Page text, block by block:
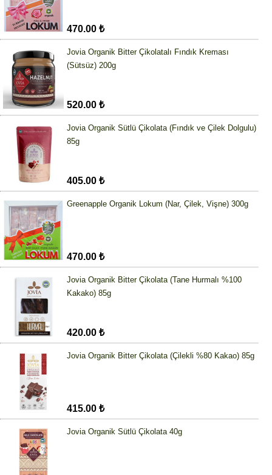
470.00 ₺
Jovia Organik Bitter Çikolatalı Fındık Kreması
(Sütsüz) 200g
520.00 ₺
Jovia Organik Sütlü Çikolata (Fındık ve Çilek Dolgulu)
85g
405.00 ₺
Greenapple Organik Lokum (Nar, Çilek, Vişne) 300g
470.00 ₺
Jovia Organik Bitter Çikolata (Tane Hurmalı %100
Kakako) 85g
420.00 ₺
Jovia Organik Bitter Çikolata (Çilekli %80 Kakao) 85g
415.00 ₺
Jovia Organik Sütlü Çikolata 40g